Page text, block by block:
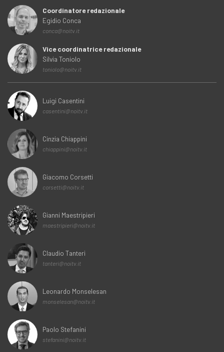
Coordinatore redazionale
Egidio Conca
conca@noitv.it
Vice coordinatrice redazionale
Silvia Toniolo
toniolo@noitv.it
Luigi Casentini
casentini@noitv.it
Cinzia Chiappini
chiappini@noitv.it
Giacomo Corsetti
corsetti@noitv.it
Gianni Maestripieri
maestripieri@noitv.it
Claudio Tanteri
tanteri@noitv.it
Leonardo Monselesan
monselesan@noitv.it
Paolo Stefanini
stefanini@noitv.it